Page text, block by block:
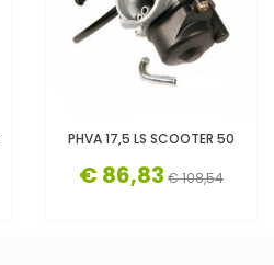
PHVA 17,5 LS SCOOTER 50
€ 86,83 € 108,54